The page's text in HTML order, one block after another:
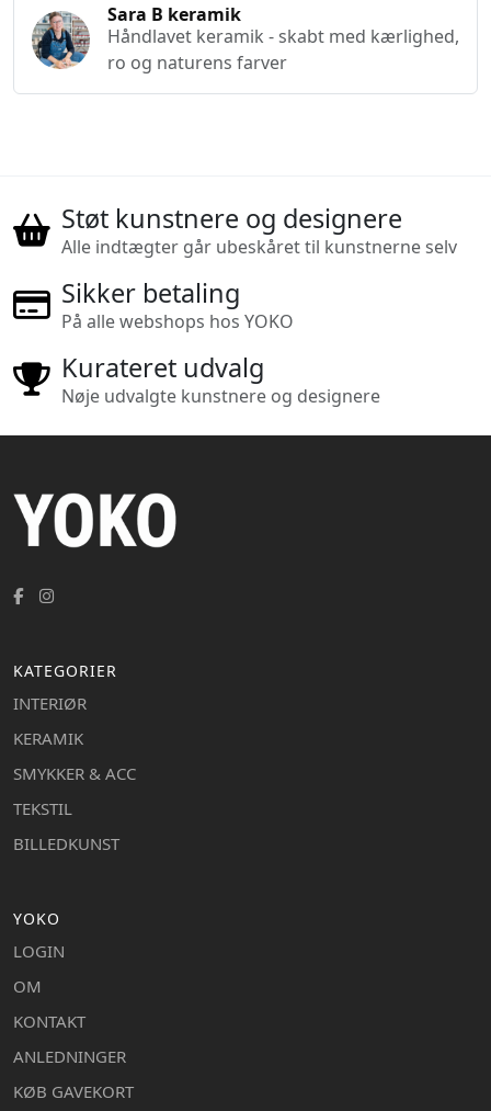
Sara B keramik
Håndlavet keramik - skabt med kærlighed,
ro og naturens farver
Støt kunstnere og designere
Alle indtægter går ubeskåret til kunstnerne selv
Sikker betaling
På alle webshops hos YOKO
Kurateret udvalg
Nøje udvalgte kunstnere og designere
KATEGORIER
INTERIØR
KERAMIK
SMYKKER & ACC
TEKSTIL
BILLEDKUNST
YOKO
LOGIN
OM
KONTAKT
ANLEDNINGER
KØB GAVEKORT